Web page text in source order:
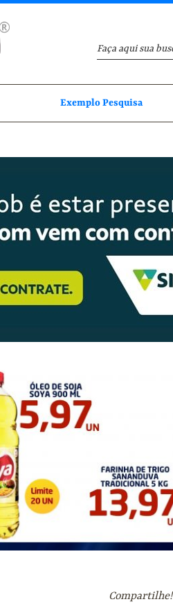
Exemplo Pesquisa
Compartilhe!